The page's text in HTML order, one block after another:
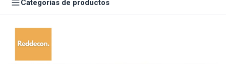
Categorías de productos